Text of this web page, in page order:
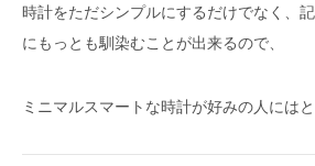
時計をただシンプルにするだけでなく、
にもっとも馴染むことが出来るので、
ミニマルスマートな時計が好みの人には